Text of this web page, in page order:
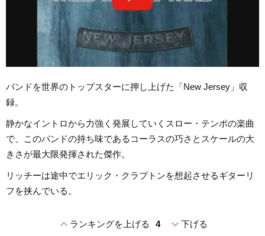
バンドを世界のトップスターに押し上げた「New Jersey」収
録。
静かなイントロから力強く発展していくスロー・テンポの楽曲
で、このバンドの持ち味であるコーラスの巧さとスケールの大
きさが最大限発揮された傑作。
リッチーは途中でエリック・クラプトンを想起させるギターリ
フを挟んでいる。
expand_lessランキングを上げる 4 expand_more下げる